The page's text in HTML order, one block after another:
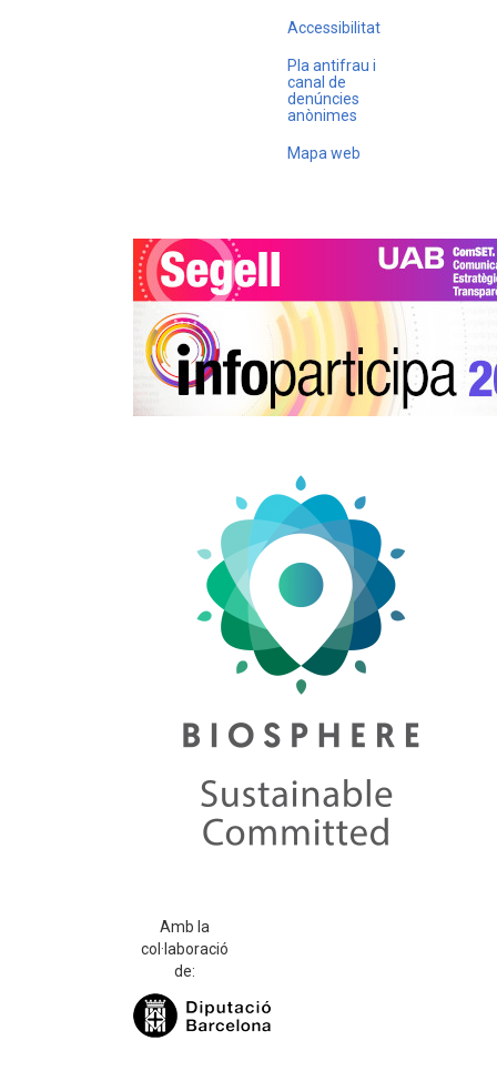
Accessibilitat
Pla antifrau i
canal de
denúncies
anònimes
Mapa web
Amb la
col·laboració
de: